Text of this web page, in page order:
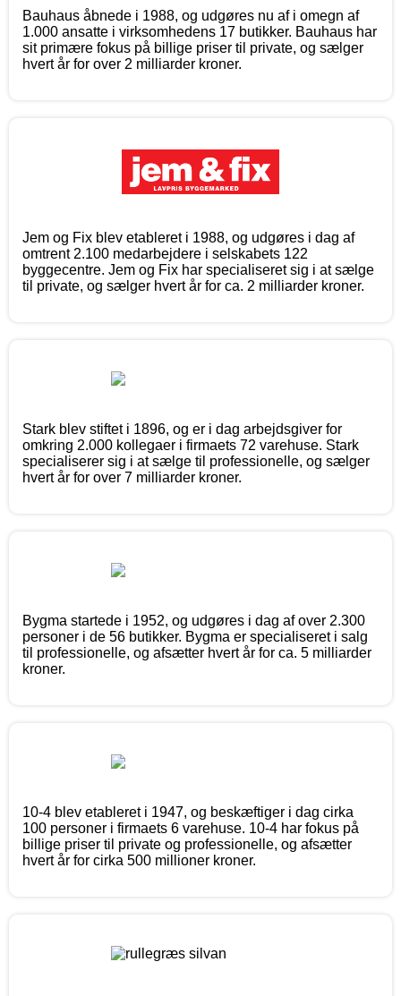
Bauhaus åbnede i 1988, og udgøres nu af i omegn af
1.000 ansatte i virksomhedens 17 butikker. Bauhaus har
sit primære fokus på billige priser til private, og sælger
hvert år for over 2 milliarder kroner.
Jem og Fix blev etableret i 1988, og udgøres i dag af
omtrent 2.100 medarbejdere i selskabets 122
byggecentre. Jem og Fix har specialiseret sig i at sælge
til private, og sælger hvert år for ca. 2 milliarder kroner.
Stark blev stiftet i 1896, og er i dag arbejdsgiver for
omkring 2.000 kollegaer i firmaets 72 varehuse. Stark
specialiserer sig i at sælge til professionelle, og sælger
hvert år for over 7 milliarder kroner.
Bygma startede i 1952, og udgøres i dag af over 2.300
personer i de 56 butikker. Bygma er specialiseret i salg
til professionelle, og afsætter hvert år for ca. 5 milliarder
kroner.
10-4 blev etableret i 1947, og beskæftiger i dag cirka
100 personer i firmaets 6 varehuse. 10-4 har fokus på
billige priser til private og professionelle, og afsætter
hvert år for cirka 500 millioner kroner.